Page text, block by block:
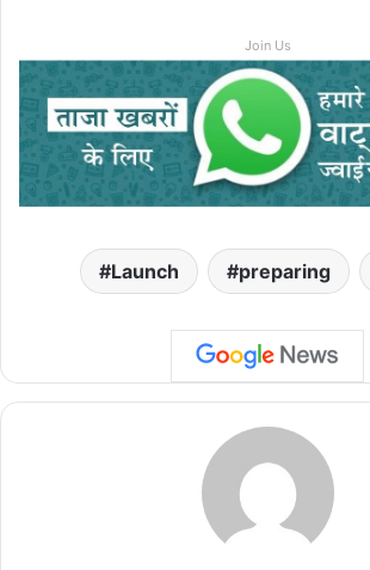
Join Us
Launch preparing